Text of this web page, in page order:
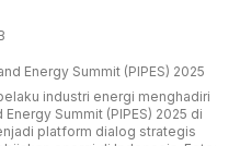
industri energi menghadiri
Summit (PIPES) 2025 di
platform dialog strategis